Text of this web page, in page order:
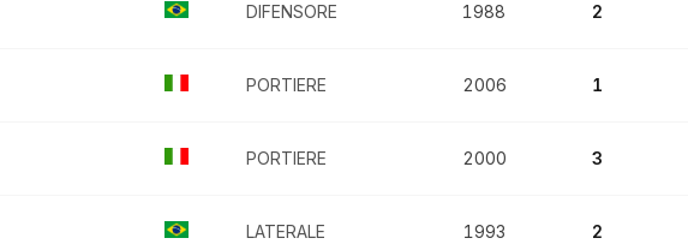
DIFENSORE 1988 2
PORTIERE 2006 1
PORTIERE 2000 3
LATERALE 1993 2